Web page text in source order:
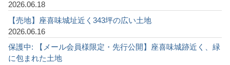
2026.06.18
【売地】座喜味城址近く343坪の広い土地
2026.06.16
保護中: 【メール会員様限定・先行公開】座喜味城跡近く、緑
に包まれた土地